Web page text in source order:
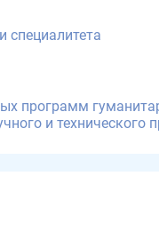
специалитета
программ
и технического